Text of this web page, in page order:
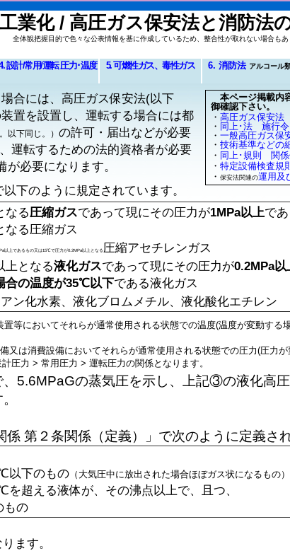
業化 / 高圧ガス保安法と消防法
全体観把握目的で色々な公表情報を基に作成しているため、整合性が取れない場合もあ
設計/常用/運転 圧力･温度 5. 可燃性ガス、毒性ガス 6. 消防法 アルコール
本ページ掲載内
御確認下さい。
・ 高圧ガス保安法
・ 同上･法 施行令
・ 一般高圧ガス保
・ 技術基準などの
・ 同上･規則 関係
・ 特定設備検査規
・ 保安法関連の運用及
合には、高圧ガス保安法(以下
置を設置し、運転する場合には都
以下同じ。） の許可・届出などが必要
運転するための法的資格者が必要
必要になります。
下のように規定されています。
なる圧縮ガスであって現にその圧力が1MPa以上であ
なる圧縮ガス
以上であるもの又は15℃で圧力が0.2MPa以上となる圧縮アセチレンガス
上となる液化ガスであって現にその圧力が0.2MPa以
合の温度が35℃以下である液化ガス
ン化水素、液化ブロムメチル、液化酸化エチレン
置等においてそれらが通常使用される状態での温度(温度が変動する
又は消費設備においてそれらが通常使用される状態での圧力(圧力
圧力 > 常用圧力 > 運転圧力の関係となります。
5.6MPaGの蒸気圧を示し、上記③の液化高
第２条関係（定義）」で次のように定義され
以下のもの （大気圧中に放出された場合ほぼガス状になるもの）
超える液体が、その沸点以上で、且つ、
の
ます。